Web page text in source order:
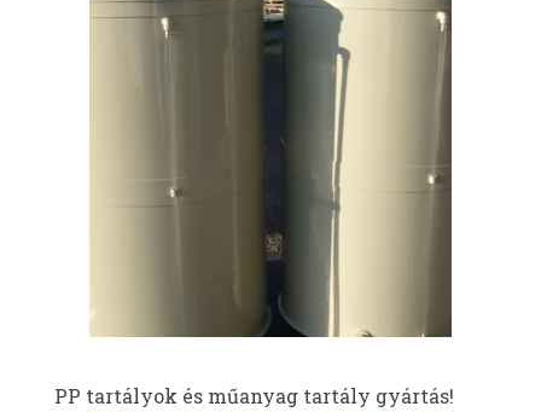
PP tartályok és műanyag tartály gyártás!